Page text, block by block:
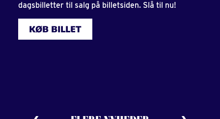
dagsbilletter til salg på billetsiden. Slå til nu!
KØB BILLET